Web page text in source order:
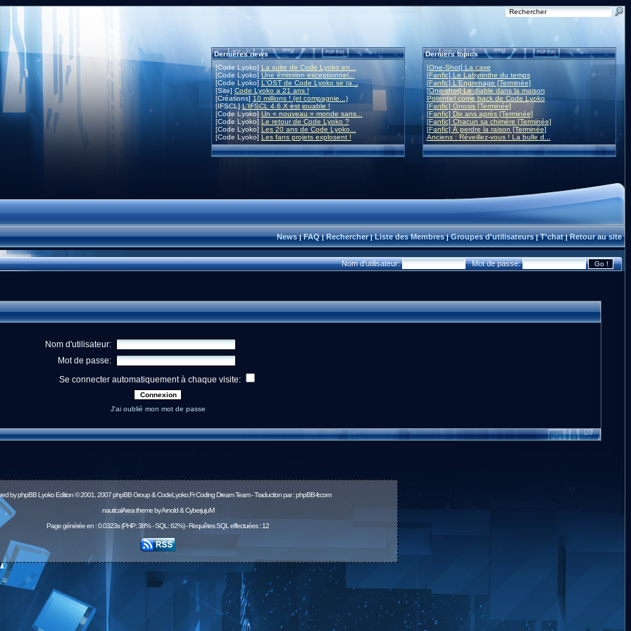
Dernières news
[Code Lyoko] La suite de Code Lyoko en...
[Code Lyoko]Une émission exceptionnel...
[Code Lyoko] L'OST de Code Lyoko se ra...
[Site] Code Lyoko a 21 ans !
[Créations] 10 millions ! (et compagnie...)
[IFSCL]L'IFSCL 4.6.X est jouable !
[Code Lyoko] Un « nouveau » monde sans...
[Code Lyoko] Le retour de Code Lyoko ?
[Code Lyoko] Les 20 ans de Code Lyoko...
[Code Lyoko] Les fans projets explosent !
Derniers topics
[One-Shot] La cave
[Fanfic] Le Labyrinthe du temps
[Fanfic] L'Engrenage [Terminée]
[One-shot] Le diable dans la maison
Potentiel come back de Code Lyoko
[Fanfic] Gnosis [Terminée]
[Fanfic] Dix ans après [Terminée]
[Fanfic] Chacun sa chimère [Terminée]
[Fanfic] À perdre la raison [Terminée]
Anciens : Réveillez-vous ! La bulle d...
News|FAQ|Rechercher|Liste des Membres|Groupes d'utilisateurs|T'chat|Retour au site
Nom d'utilisateur: Mot de passe:
Nom d'utilisateur:
Mot de passe:
Se connecter automatiquement à chaque visite:
J'ai oublié mon mot de passe
byphpBBLyoko Edition © 2001, 2007 phpBB Group & CodeLyoko.Fr Coding Dream Team - Traduction par :phpBB-fr.com
nauticalArea theme by Arnold & CyberjujuM
Page générée en : 0.0323s (PHP: 38% - SQL: 62%) - Requêtes SQL effectuées : 12